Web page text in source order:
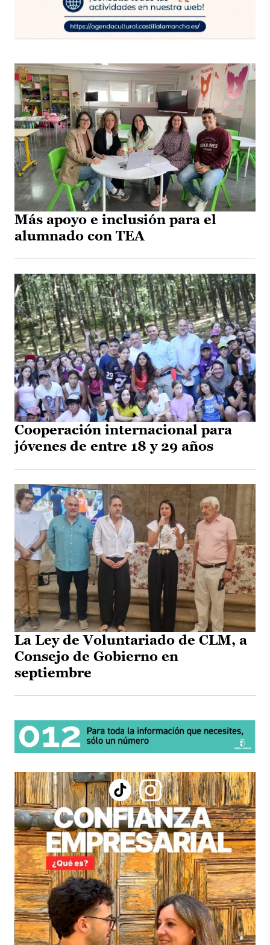
Más apoyo e inclusión para el
alumnado con TEA
Cooperación internacional para
jóvenes de entre 18 y 29 años
La Ley de Voluntariado de CLM, a
Consejo de Gobierno en
septiembre